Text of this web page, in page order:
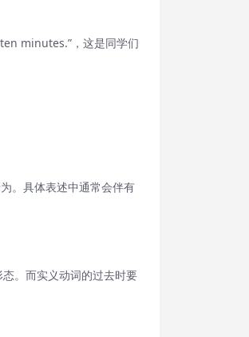
minutes.”，这是同学们
。具体表述中通常会伴有
。而实义动词的过去时要